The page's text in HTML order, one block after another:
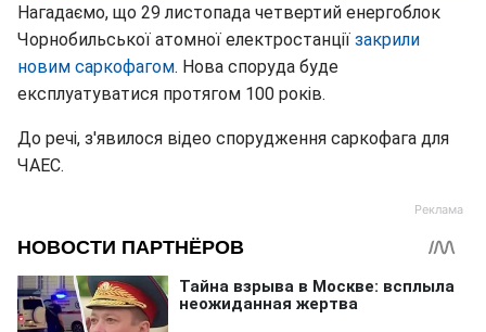
Нагадаємо, що 29 листопада четвертий енергоблок
Чорнобильської атомної електростанції закрили
новим саркофагом. Нова споруда буде
експлуатуватися протягом 100 років.
До речі, з'явилося відео спорудження саркофага для
ЧАЕС.